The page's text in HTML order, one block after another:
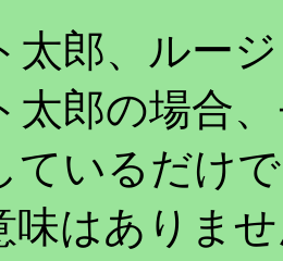
郎、ルー
郎の場合
ているだけで
味はありま